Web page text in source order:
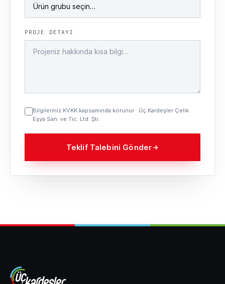
PROJE DETAYI
Bilgileriniz KVKK kapsamında korunur · Üç Kardeşler Çelik
Eşya San. ve Tic. Ltd. Şti.
Teklif Talebini Gönder